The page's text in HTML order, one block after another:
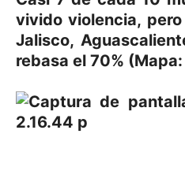
vivido violencia,
Jalisco,
rebasa el 70% (Mapa: